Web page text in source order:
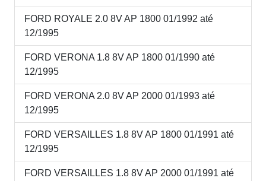
FORD ROYALE 2.0 8V AP 1800 01/1992 até
12/1995
FORD VERONA 1.8 8V AP 1800 01/1990 até
12/1995
FORD VERONA 2.0 8V AP 2000 01/1993 até
12/1995
FORD VERSAILLES 1.8 8V AP 1800 01/1991 até
12/1995
FORD VERSAILLES 1.8 8V AP 2000 01/1991 até